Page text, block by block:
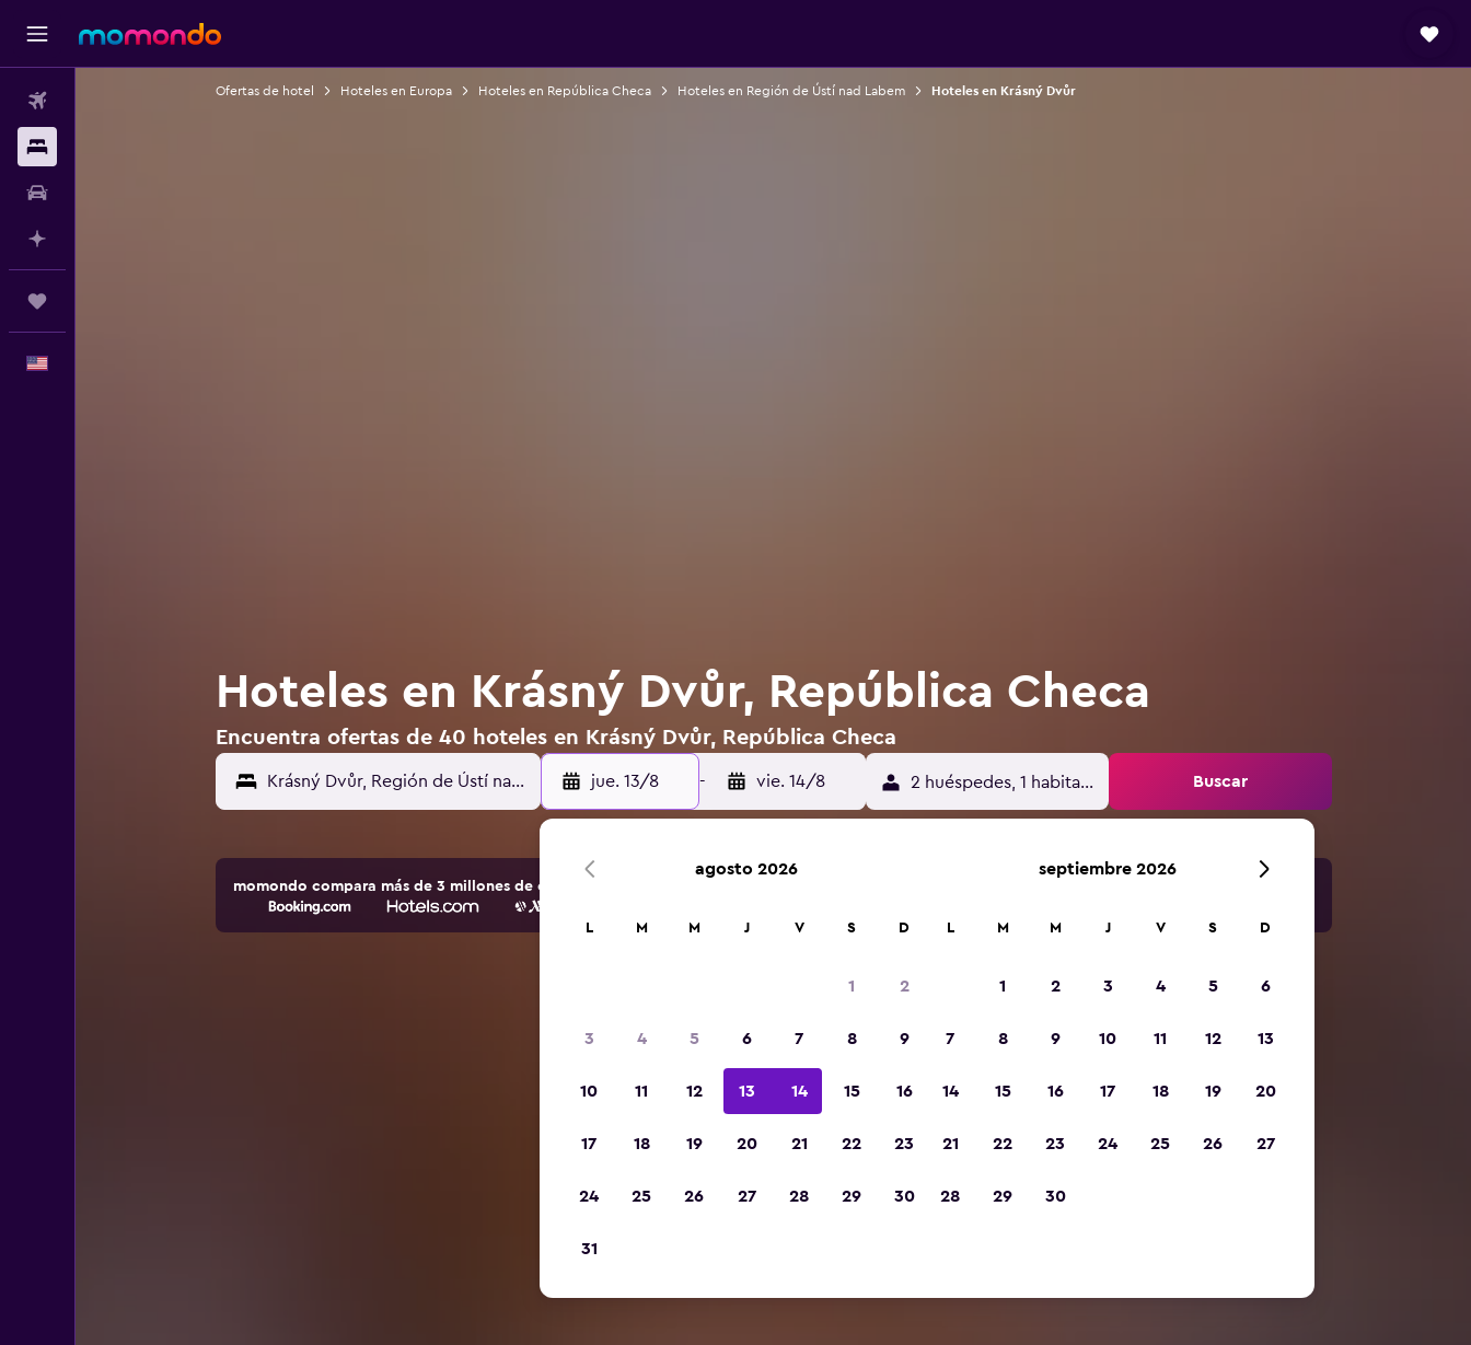
Ofertas de hotel Hoteles en Europa Hoteles en República Checa Hoteles en Región de Ústí nad Labem Hoteles en Krásný Dvůr
Hoteles en Krásný Dvůr, República Checa
Encuentra ofertas de 40 hoteles en Krásný Dvůr, República Checa
jue. 13/8 - vie. 14/8 2 huéspedes, 1 habitación Buscar
momondo compara más de 3 millones de opciones de hoteles y alojamientos.
agosto 2026
L M M J V S D
1 2
3 4 5 6 7 8 9
10 11 12 13 14 15 16
17 18 19 20 21 22 23
24 25 26 27 28 29 30
31
septiembre 2026
L M M J V S D
1 2 3 4 5 6
7 8 9 10 11 12 13
14 15 16 17 18 19 20
21 22 23 24 25 26 27
28 29 30